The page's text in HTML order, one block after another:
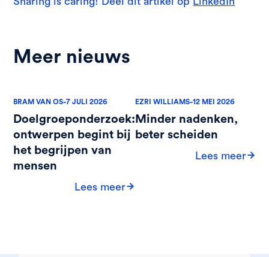
Meer nieuws
BRAM VAN OS-7 JULI 2026
Doelgroeponderzoek:
ontwerpen begint bij
het begrijpen van
mensen
Lees meer
EZRI WILLIAMS-12 MEI 2026
Minder nadenken,
beter scheiden
Lees meer